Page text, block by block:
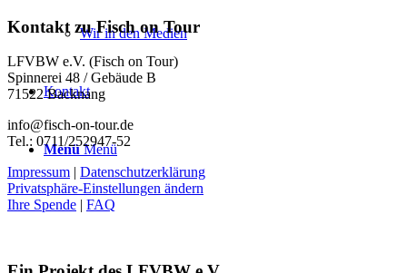
Wir in den Medien
Kontakt
Menü Menü
Kontakt zu Fisch on Tour
LFVBW e.V. (Fisch on Tour)
Spinnerei 48 / Gebäude B
71522 Backnang
info@fisch-on-tour.de
Tel.: 0711/252947-52
Impressum | Datenschutzerklärung
Privatsphäre-Einstellungen ändern
Ihre Spende | FAQ